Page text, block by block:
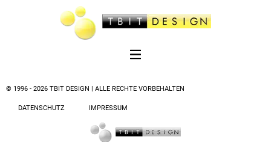
© 1996 - 2026 TBIT DESIGN | ALLE RECHTE VORBEHALTEN
DATENSCHUTZ IMPRESSUM